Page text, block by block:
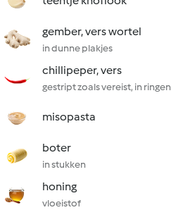
gember, vers wortel
in dunne plakjes
chillipeper, vers
gestript zoals vereist, in ringen
misopasta
boter
in stukken
honing
vloeistof